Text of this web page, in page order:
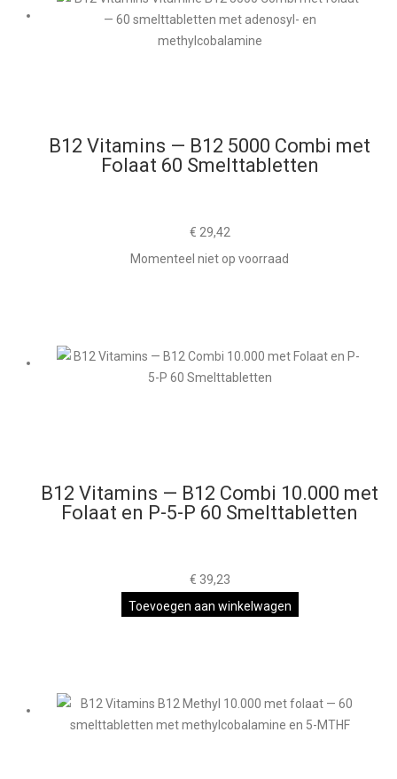
B12 Vitamins — B12 5000 Combi met
Folaat 60 Smelttabletten
€ 29,42
Momenteel niet op voorraad
B12 Vitamins — B12 Combi 10.000 met
Folaat en P-5-P 60 Smelttabletten
€ 39,23
Toevoegen aan winkelwagen